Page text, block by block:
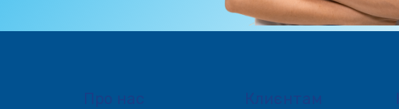
Про нас Клиєнтам